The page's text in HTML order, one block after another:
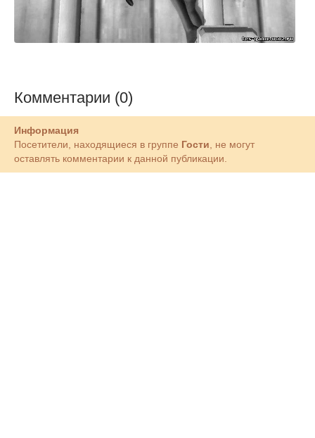
Комментарии (0)
Информация
Посетители, находящиеся в группе Гости , не могут
оставлять комментарии к данной публикации.